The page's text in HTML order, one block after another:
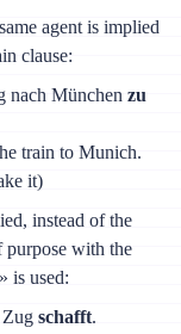
agent is implied
clause:
nach Münchenzu
train to Munich.
it)
instead of the
purpose with the
is used:
Zugschafft.